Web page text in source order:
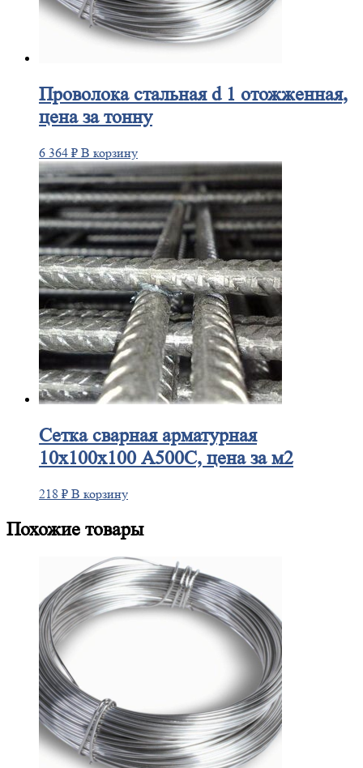
Проволокастальная d 1 отожженная,
цена за тонну
6 364 ₽ В корзину
Сеткасварная арматурная
10х100х100 А500С, цена за м2
218 ₽ В корзину
Похожие товары